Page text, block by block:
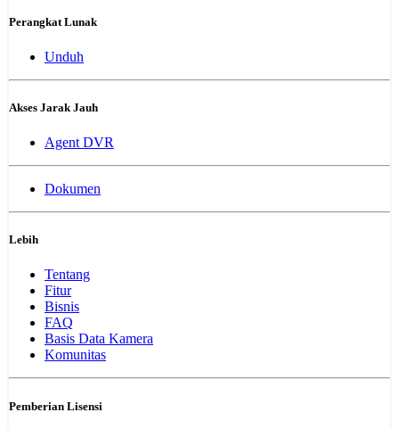
Perangkat Lunak
Unduh
Akses Jarak Jauh
Agent DVR
Dokumen
Lebih
Tentang
Fitur
Bisnis
FAQ
Basis Data Kamera
Komunitas
Pemberian Lisensi